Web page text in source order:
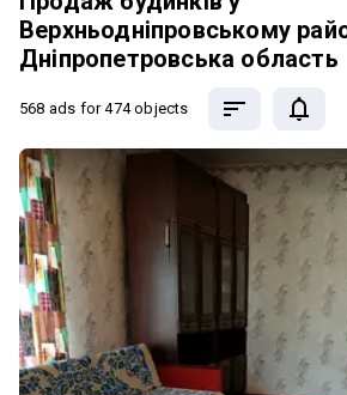
Верхньодніпровському
Дніпропетровська область
568 ads for 474 objects